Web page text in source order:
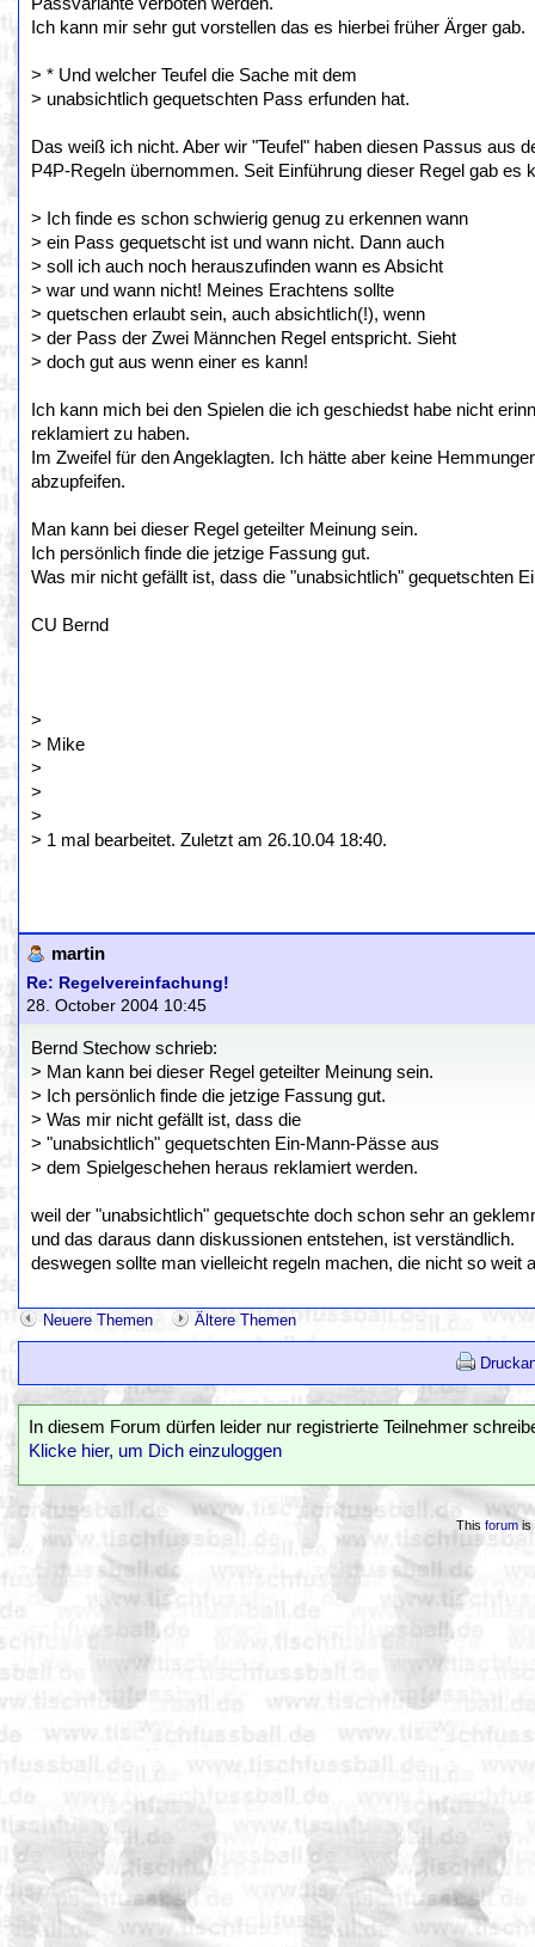
Ich kann mir sehr gut vorstellen das es hierbei früher Ärger gab.
> * Und welcher Teufel die Sache mit dem
> unabsichtlich gequetschten Pass erfunden hat.
Das weiß ich nicht. Aber wir "Teufel" haben diesen Passus aus
P4P-Regeln übernommen. Seit Einführung dieser Regel gab
> Ich finde es schon schwierig genug zu erkennen wann
> ein Pass gequetscht ist und wann nicht. Dann auch
> soll ich auch noch herauszufinden wann es Absicht
> war und wann nicht! Meines Erachtens sollte
> quetschen erlaubt sein, auch absichtlich(!), wenn
> der Pass der Zwei Männchen Regel entspricht. Sieht
> doch gut aus wenn einer es kann!
Ich kann mich bei den Spielen die ich geschiedst habe nicht
reklamiert zu haben.
Im Zweifel für den Angeklagten. Ich hätte aber keine
abzupfeifen.
Man kann bei dieser Regel geteilter Meinung sein.
Ich persönlich finde die jetzige Fassung gut.
Was mir nicht gefällt ist, dass die "unabsichtlich" gequetschten
CU Bernd
>
> Mike
>
>
>
> 1 mal bearbeitet. Zuletzt am 26.10.04 18:40.
martin
Re: Regelvereinfachung!
28. October 2004 10:45
Bernd Stechow schrieb:
> Man kann bei dieser Regel geteilter Meinung sein.
> Ich persönlich finde die jetzige Fassung gut.
> Was mir nicht gefällt ist, dass die
> "unabsichtlich" gequetschten Ein-Mann-Pässe aus
> dem Spielgeschehen heraus reklamiert werden.
weil der "unabsichtlich" gequetschte doch schon sehr an
und das daraus dann diskussionen entstehen, ist verständlich.
deswegen sollte man vielleicht regeln machen, die nicht so weit
Neuere Themen Ältere Themen
In diesem Forum dürfen leider nur registrierte Teilnehmer
Klicke hier, um Dich einzuloggen
This forumis